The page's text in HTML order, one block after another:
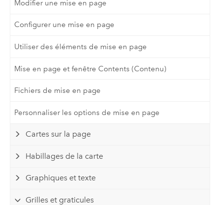
Modifier une mise en page
Configurer une mise en page
Utiliser des éléments de mise en page
Mise en page et fenêtre Contents (Contenu)
Fichiers de mise en page
Personnaliser les options de mise en page
Cartes sur la page
Habillages de la carte
Graphiques et texte
Grilles et graticules